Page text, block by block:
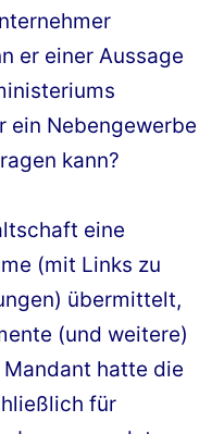
er einer Aussage
ein Nebengewerbe
kann?
eine
(mit Links zu
übermittelt,
(und weitere)
hatte die
für